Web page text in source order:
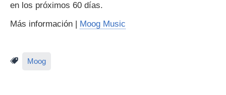
en los próximos 60 días.
Más información | Moog Music
Moog